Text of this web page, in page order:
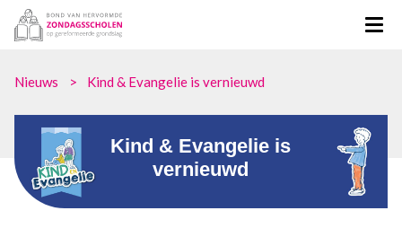
Nieuws Kind & Evangelie is vernieuwd
Kind & Evangelie is
vernieuwd